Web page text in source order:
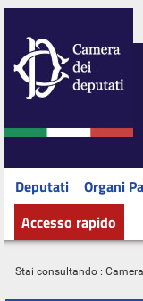
Deputati Organi
Accesso rapido
Stai consultando :